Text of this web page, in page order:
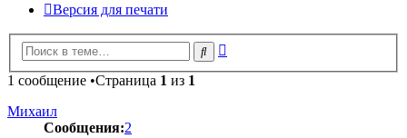
Версия для печати
Поиск
1 сообщение •Страница 1 из 1
Михаил
Сообщения:2